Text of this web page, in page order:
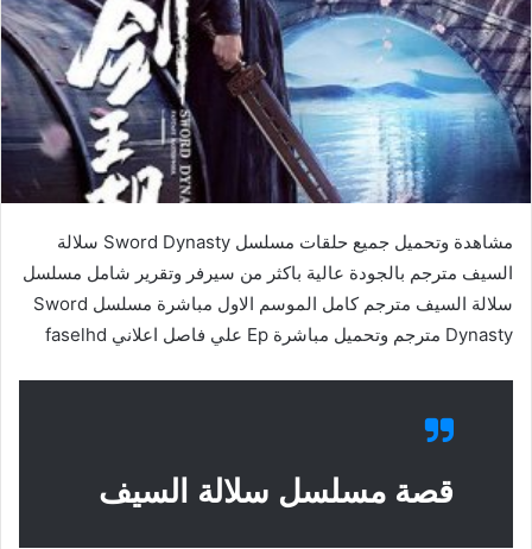
مشاهدة وتحميل جميع حلقات مسلسل Sword Dynasty سلالة
السيف مترجم بالجودة عالية باكثر من سيرفر وتقرير شامل مسلسل
سلالة السيف مترجم كامل الموسم الاول مباشرة مسلسل Sword
Dynasty مترجم وتحميل مباشرة Ep علي فاصل اعلاني faselhd
قصة مسلسل سلالة السيف